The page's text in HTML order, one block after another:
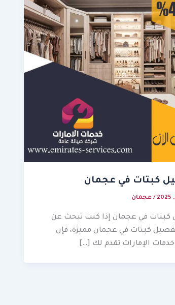
كبتات في عجمان
/ عجمان
كبتات في عجمان إذا كنت تبحث عن
كبتات في عجمان مميزة، فإن
الإمارات تقدم لك […]